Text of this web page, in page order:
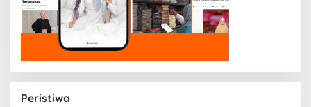
Peristiwa